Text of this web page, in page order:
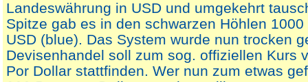
Landeswährung in USD und umgekehrt
Spitze gab es in den schwarzen Höhlen
USD (blue). Das System wurde nun trocken
Devisenhandel soll zum sog. offiziellen Kurs
Por Dollar stattfinden. Wer nun zum etwas